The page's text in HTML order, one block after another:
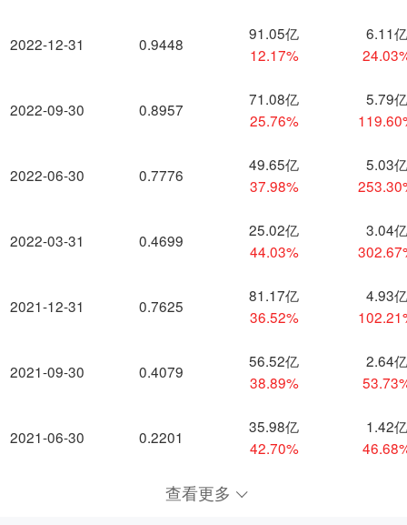
2022-12-31
2022-09-30
2022-06-30
2022-03-31
2021-12-31
2021-09-30
2021-06-30
0.9448
91.05亿
12.17%
6.11亿
0.8957
71.08亿
25.76%
5.79亿
0.7776
49.65亿
37.98%
5.03亿
0.4699
25.02亿
44.03%
3.04亿
0.7625
81.17亿
36.52%
4.93亿
0.4079
56.52亿
38.89%
2.64亿
0.2201
35.98亿
42.70%
1.42亿
查看更多